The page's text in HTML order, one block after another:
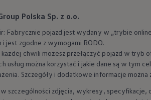
Polska Sp. z o.o.
Fabrycznie pojazd jest wydany w „trybie
jest zgodne z wymogami RODO.
chwili możesz przełączyć pojazd w
usług można korzystać i jakie dane są w
Szczegóły i dodatkowe informacje
szczególności zdjęcia, wykresy,